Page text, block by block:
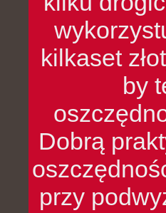
kilkaset
by
Dobrą
przy